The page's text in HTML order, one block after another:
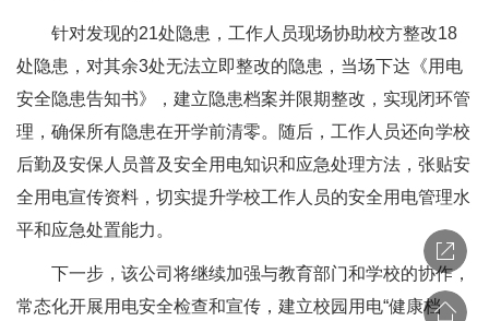
针对发现的21处隐患，工作人员现场协助校方整改18
处隐患，对其余3处无法立即整改的隐患，当场下达《用电
安全隐患告知书》，建立隐患档案并限期整改，实现闭环管
理，确保所有隐患在开学前清零。随后，工作人员还向学校
后勤及安保人员普及安全用电知识和应急处理方法，张贴安
全用电宣传资料，切实提升学校工作人员的安全用电管理水
平和应急处置能力。
下一步，该公司将继续加强与教育部门和学校的协作，
常态化开展用电安全检查和宣传，建立校园用电“健康档